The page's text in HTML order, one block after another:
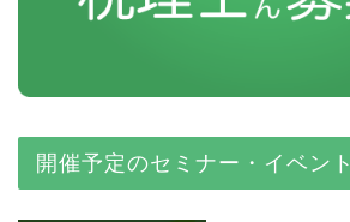
開催予定のセミナー・イベント